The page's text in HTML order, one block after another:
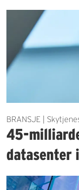
BRANSJE |
45-
datasenter